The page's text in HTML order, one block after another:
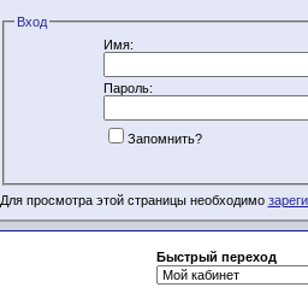
Вход
Имя:
Пароль:
Запомнить?
Для просмотра этой страницы необходимо
Быстрый переход